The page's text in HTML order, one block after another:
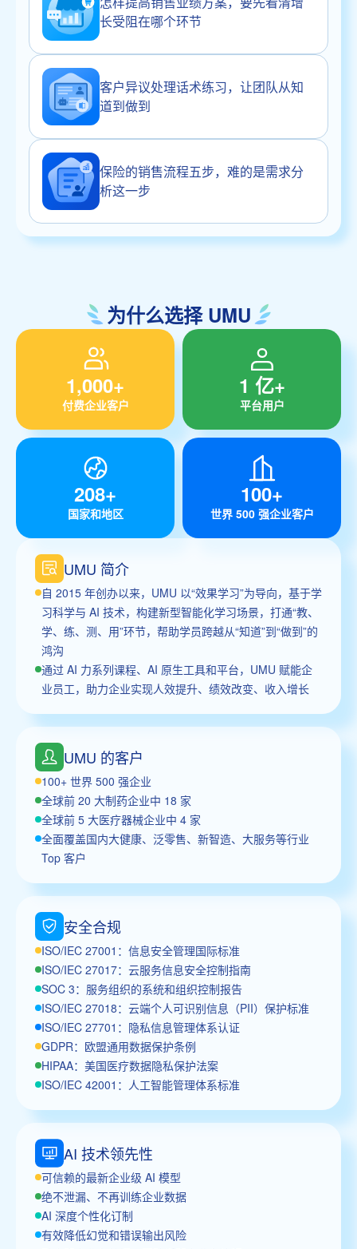
长受阻在哪个环节
客户异议处理话术练习，让团队从知
道到做到
保险的销售流程五步，难的是需求分
析这一步
为什么选择 UMU
1,000+
付费企业客户
1 亿+
平台用户
208+
国家和地区
100+
世界 500 强企业客户
UMU 简介
自 2015 年创办以来，UMU 以“效果学习”为导向，基于学
习科学与 AI 技术，构建新型智能化学习场景，打通“教、
学、练、测、用”环节，帮助学员跨越从“知道”到“做到”的
鸿沟
通过 AI 力系列课程、AI 原生工具和平台，UMU 赋能企
业员工，助力企业实现人效提升、绩效改变、收入增长
UMU 的客户
100+ 世界 500 强企业
全球前 20 大制药企业中 18 家
全球前 5 大医疗器械企业中 4 家
全面覆盖国内大健康、泛零售、新智造、大服务等行业
Top 客户
安全合规
ISO/IEC 27001：信息安全管理国际标准
ISO/IEC 27017：云服务信息安全控制指南
SOC 3：服务组织的系统和组织控制报告
ISO/IEC 27018：云端个人可识别信息（PII）保护标准
ISO/IEC 27701：隐私信息管理体系认证
GDPR：欧盟通用数据保护条例
HIPAA：美国医疗数据隐私保护法案
ISO/IEC 42001：人工智能管理体系标准
AI 技术领先性
可信赖的最新企业级 AI 模型
绝不泄漏、不再训练企业数据
AI 深度个性化订制
有效降低幻觉和错误输出风险